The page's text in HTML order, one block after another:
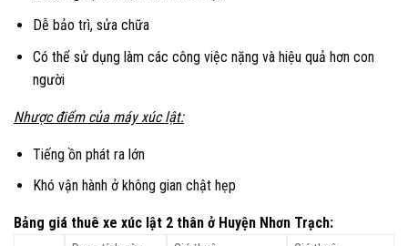
Dễ bảo trì, sửa chữa
Có thể sử dụng làm các công việc nặng và hiệu quả hơn con
người
Nhược điểm của máy xúc lật:
Tiếng ồn phát ra lớn
Khó vận hành ở không gian chật hẹp
Bảng giá thuê xe xúc lật 2 thân ở Huyện Nhơn Trạch: